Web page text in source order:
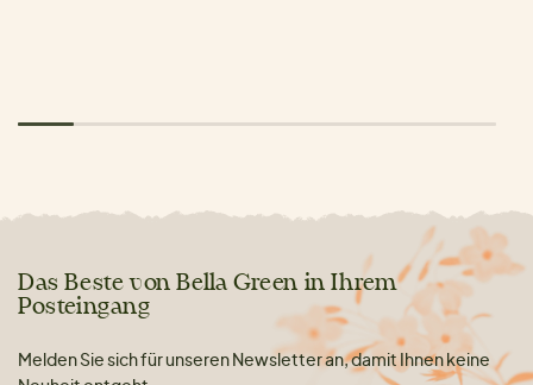
Das Beste von Bella Green in Ihrem
Posteingang
Melden Sie sich für unseren Newsletter an, damit Ihnen keine